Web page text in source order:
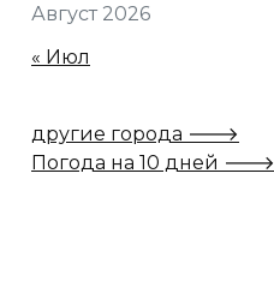
Август 2026
« Июл
другие города 🡒
Погода на 10 дней 🡒